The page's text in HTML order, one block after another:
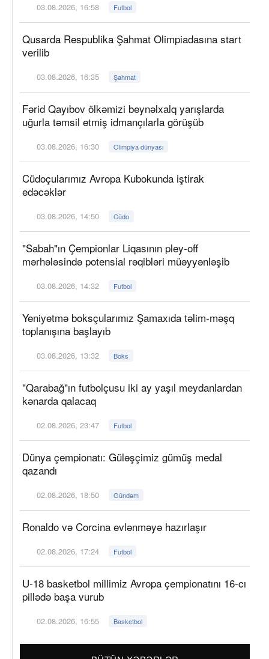
03.08.2026, 16:58 Futbol
Qusarda Respublika Şahmat Olimpiadasına start
verilib
03.08.2026, 16:35 Şahmat
Fərid Qayıbov ölkəmizi beynəlxalq yarışlarda
uğurla təmsil etmiş idmançılarla görüşüb
03.08.2026, 16:30 Olimpiya dünyası
Cüdoçularımız Avropa Kubokunda iştirak
edəcəklər
03.08.2026, 14:50 Cüdo
"Sabah"ın Çempionlar Liqasının pley-off
mərhələsində potensial rəqibləri müəyyənləşib
03.08.2026, 14:32 Futbol
Yeniyetmə boksçularımız Şamaxıda təlim-məşq
toplanışına başlayıb
03.08.2026, 13:32 Boks
"Qarabağ"ın futbolçusu iki ay yaşıl meydanlardan
kənarda qalacaq
02.08.2026, 23:47 Futbol
Dünya çempionatı: Güləşçimiz gümüş medal
qazandı
02.08.2026, 18:50 Gündəm
Ronaldo və Corcina evlənməyə hazırlaşır
02.08.2026, 17:24 Futbol
U-18 basketbol millimiz Avropa çempionatını 16-cı
pillədə başa vurub
02.08.2026, 16:55 Basketbol